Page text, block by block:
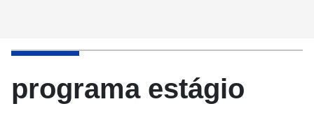
programa estágio